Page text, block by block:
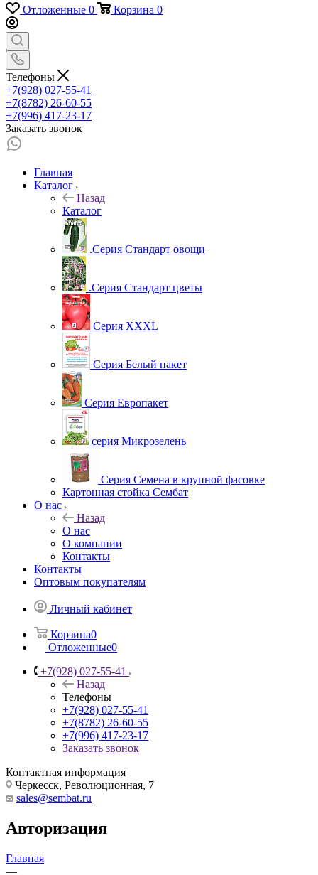
Отложенные 0 Корзина 0
Телефоны
+7(928) 027-55-41
+7(8782) 26-60-55
+7(996) 417-23-17
Заказать звонок
Главная
Каталог
Назад
Каталог
.Серия Стандарт овощи
.Серия Стандарт цветы
Серия XXXL
Серия Белый пакет
Серия Европакет
серия Микрозелень
Серия Семена в крупной фасовке
Картонная стойка Сембат
О нас
Назад
О нас
О компании
Контакты
Контакты
Оптовым покупателям
Личный кабинет
Корзина0
Отложенные0
+7(928) 027-55-41
Назад
Телефоны
+7(928) 027-55-41
+7(8782) 26-60-55
+7(996) 417-23-17
Заказать звонок
Контактная информация
Черкесск, Революционная, 7
sales@sembat.ru
Авторизация
Главная
—